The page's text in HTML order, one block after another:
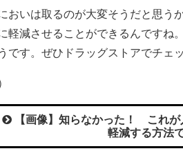
いは取るのが大変そうだと思う
軽減させることができるんですね
です。ぜひドラッグストアでチェ
【画像】知らなかった！ これが
軽減する方法